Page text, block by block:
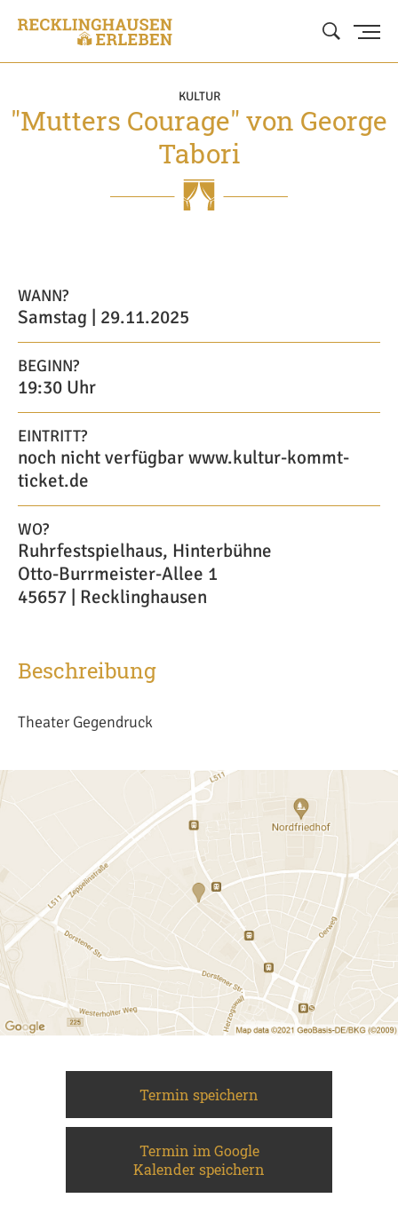
KULTUR
"Mutters Courage" von George
Tabori
WANN?
Samstag | 29.11.2025
BEGINN?
19:30 Uhr
EINTRITT?
noch nicht verfügbar www.kultur-kommt-
ticket.de
WO?
Ruhrfestspielhaus, Hinterbühne
Otto-Burrmeister-Allee 1
45657 | Recklinghausen
Beschreibung
Theater Gegendruck
Termin speichern
Termin im Google
Kalender speichern